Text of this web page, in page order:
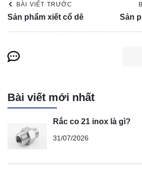
BÀI VIẾT TRƯỚC
Sản phẩm xiết cổ dê Sản
Bài viết mới nhất
Rắc co 21 inox là gì?
31/07/2026